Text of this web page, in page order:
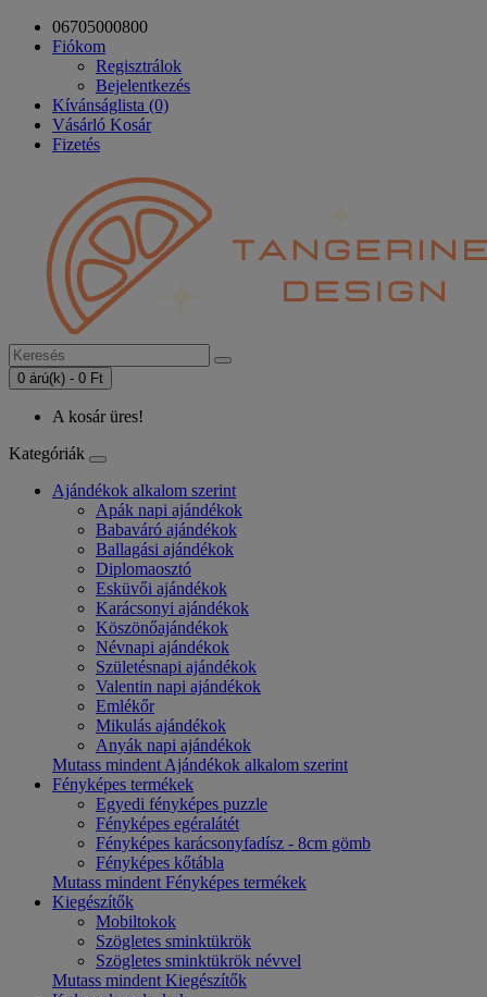
06705000800
Fiókom
Regisztrálok
Bejelentkezés
Kívánságlista (0)
Vásárló Kosár
Fizetés
0 árú(k) - 0 Ft
A kosár üres!
Kategóriák
Ajándékok alkalom szerint
Apák napi ajándékok
Babaváró ajándékok
Ballagási ajándékok
Diplomaosztó
Esküvői ajándékok
Karácsonyi ajándékok
Köszönőajándékok
Névnapi ajándékok
Születésnapi ajándékok
Valentin napi ajándékok
Emlékőr
Mikulás ajándékok
Anyák napi ajándékok
Mutass mindent Ajándékok alkalom szerint
Fényképes termékek
Egyedi fényképes puzzle
Fényképes egéralátét
Fényképes karácsonyfadísz - 8cm gömb
Fényképes kőtábla
Mutass mindent Fényképes termékek
Kiegészítők
Mobiltokok
Szögletes sminktükrök
Szögletes sminktükrök névvel
Mutass mindent Kiegészítők